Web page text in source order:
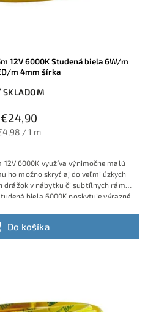
12V 6000K Studená biela 6W/m
m 4mm šírka
SKLADOM
€24,90
/ 1 m
Do košíka
12V 6000K využíva výnimočne malú
ho možno skryť aj do veľmi úzkych
v nábytku či subtílnych rámov
biela 6000K poskytuje výrazné
svetelnú čiaru bez bodiek a príkon
úspornú prevádzku.